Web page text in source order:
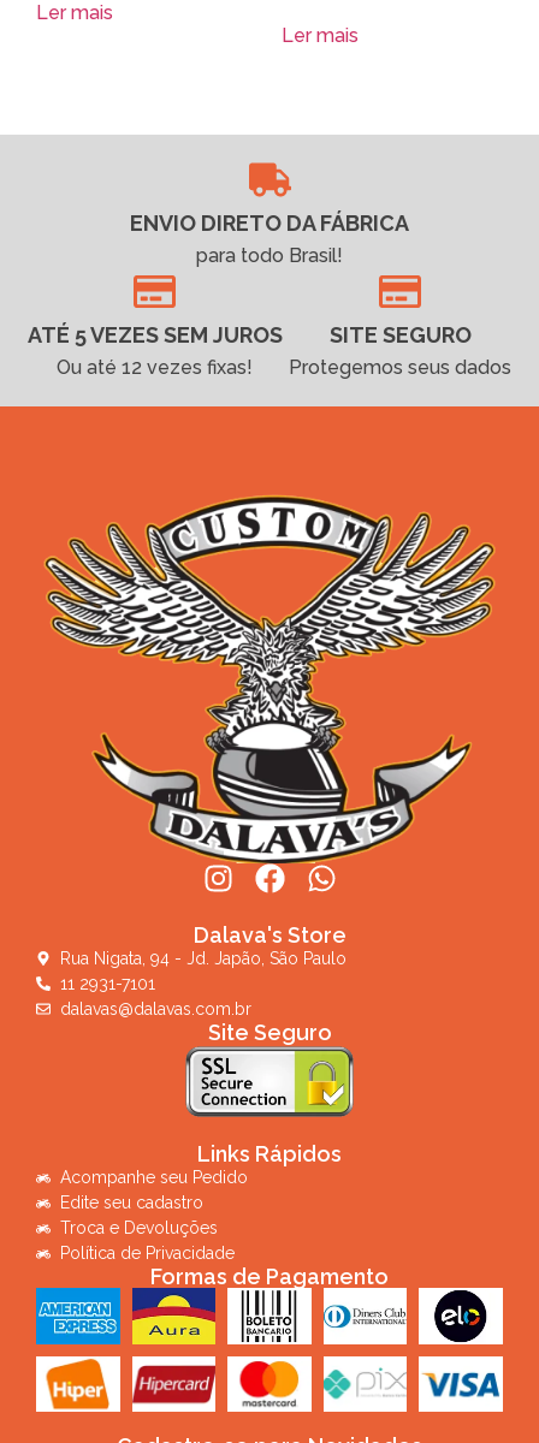
Ler mais
Ler mais
ENVIO DIRETO DA FÁBRICA
para todo Brasil!
ATÉ 5 VEZES SEM JUROS
Ou até 12 vezes fixas!
SITE SEGURO
Protegemos seus dados
Dalava's Store
Rua Nigata, 94 - Jd. Japão, São Paulo
11 2931-7101
dalavas@dalavas.com.br
Site Seguro
Links Rápidos
Acompanhe seu Pedido
Edite seu cadastro
Troca e Devoluções
Política de Privacidade
Formas de Pagamento